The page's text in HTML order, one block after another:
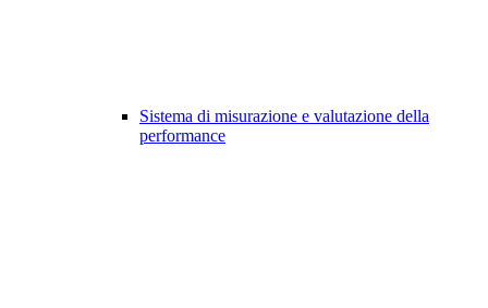
Sistema di misurazione e valutazione della
performance